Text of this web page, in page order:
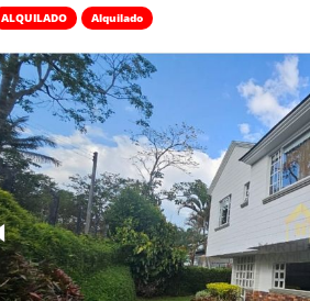
ALQUILADO Alquilado